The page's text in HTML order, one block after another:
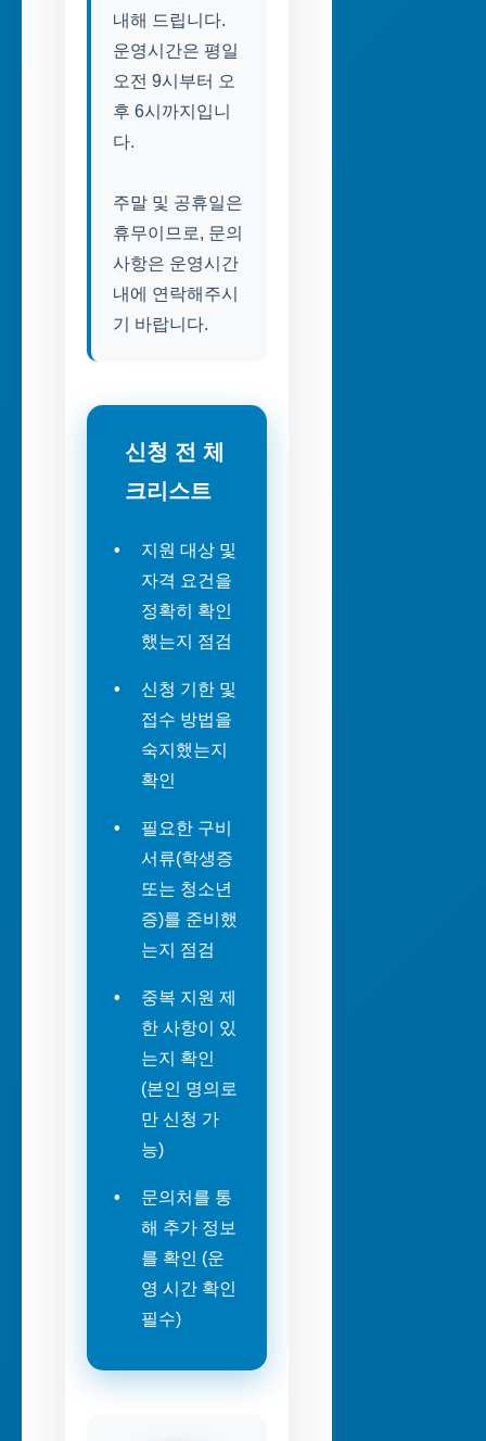
내해 드립니다.
운영시간은 평일
오전 9시부터 오
후 6시까지입니
다.
주말 및 공휴일은
휴무이므로, 문의
사항은 운영시간
내에 연락해주시
기 바랍니다.
신청 전 체
크리스트
지원 대상 및
자격 요건을
정확히 확인
했는지 점검
신청 기한 및
접수 방법을
숙지했는지
확인
필요한 구비
서류(학생증
또는 청소년
증)를 준비했
는지 점검
중복 지원 제
한 사항이 있
는지 확인
(본인 명의로
만 신청 가
능)
문의처를 통
해 추가 정보
를 확인 (운
영 시간 확인
필수)